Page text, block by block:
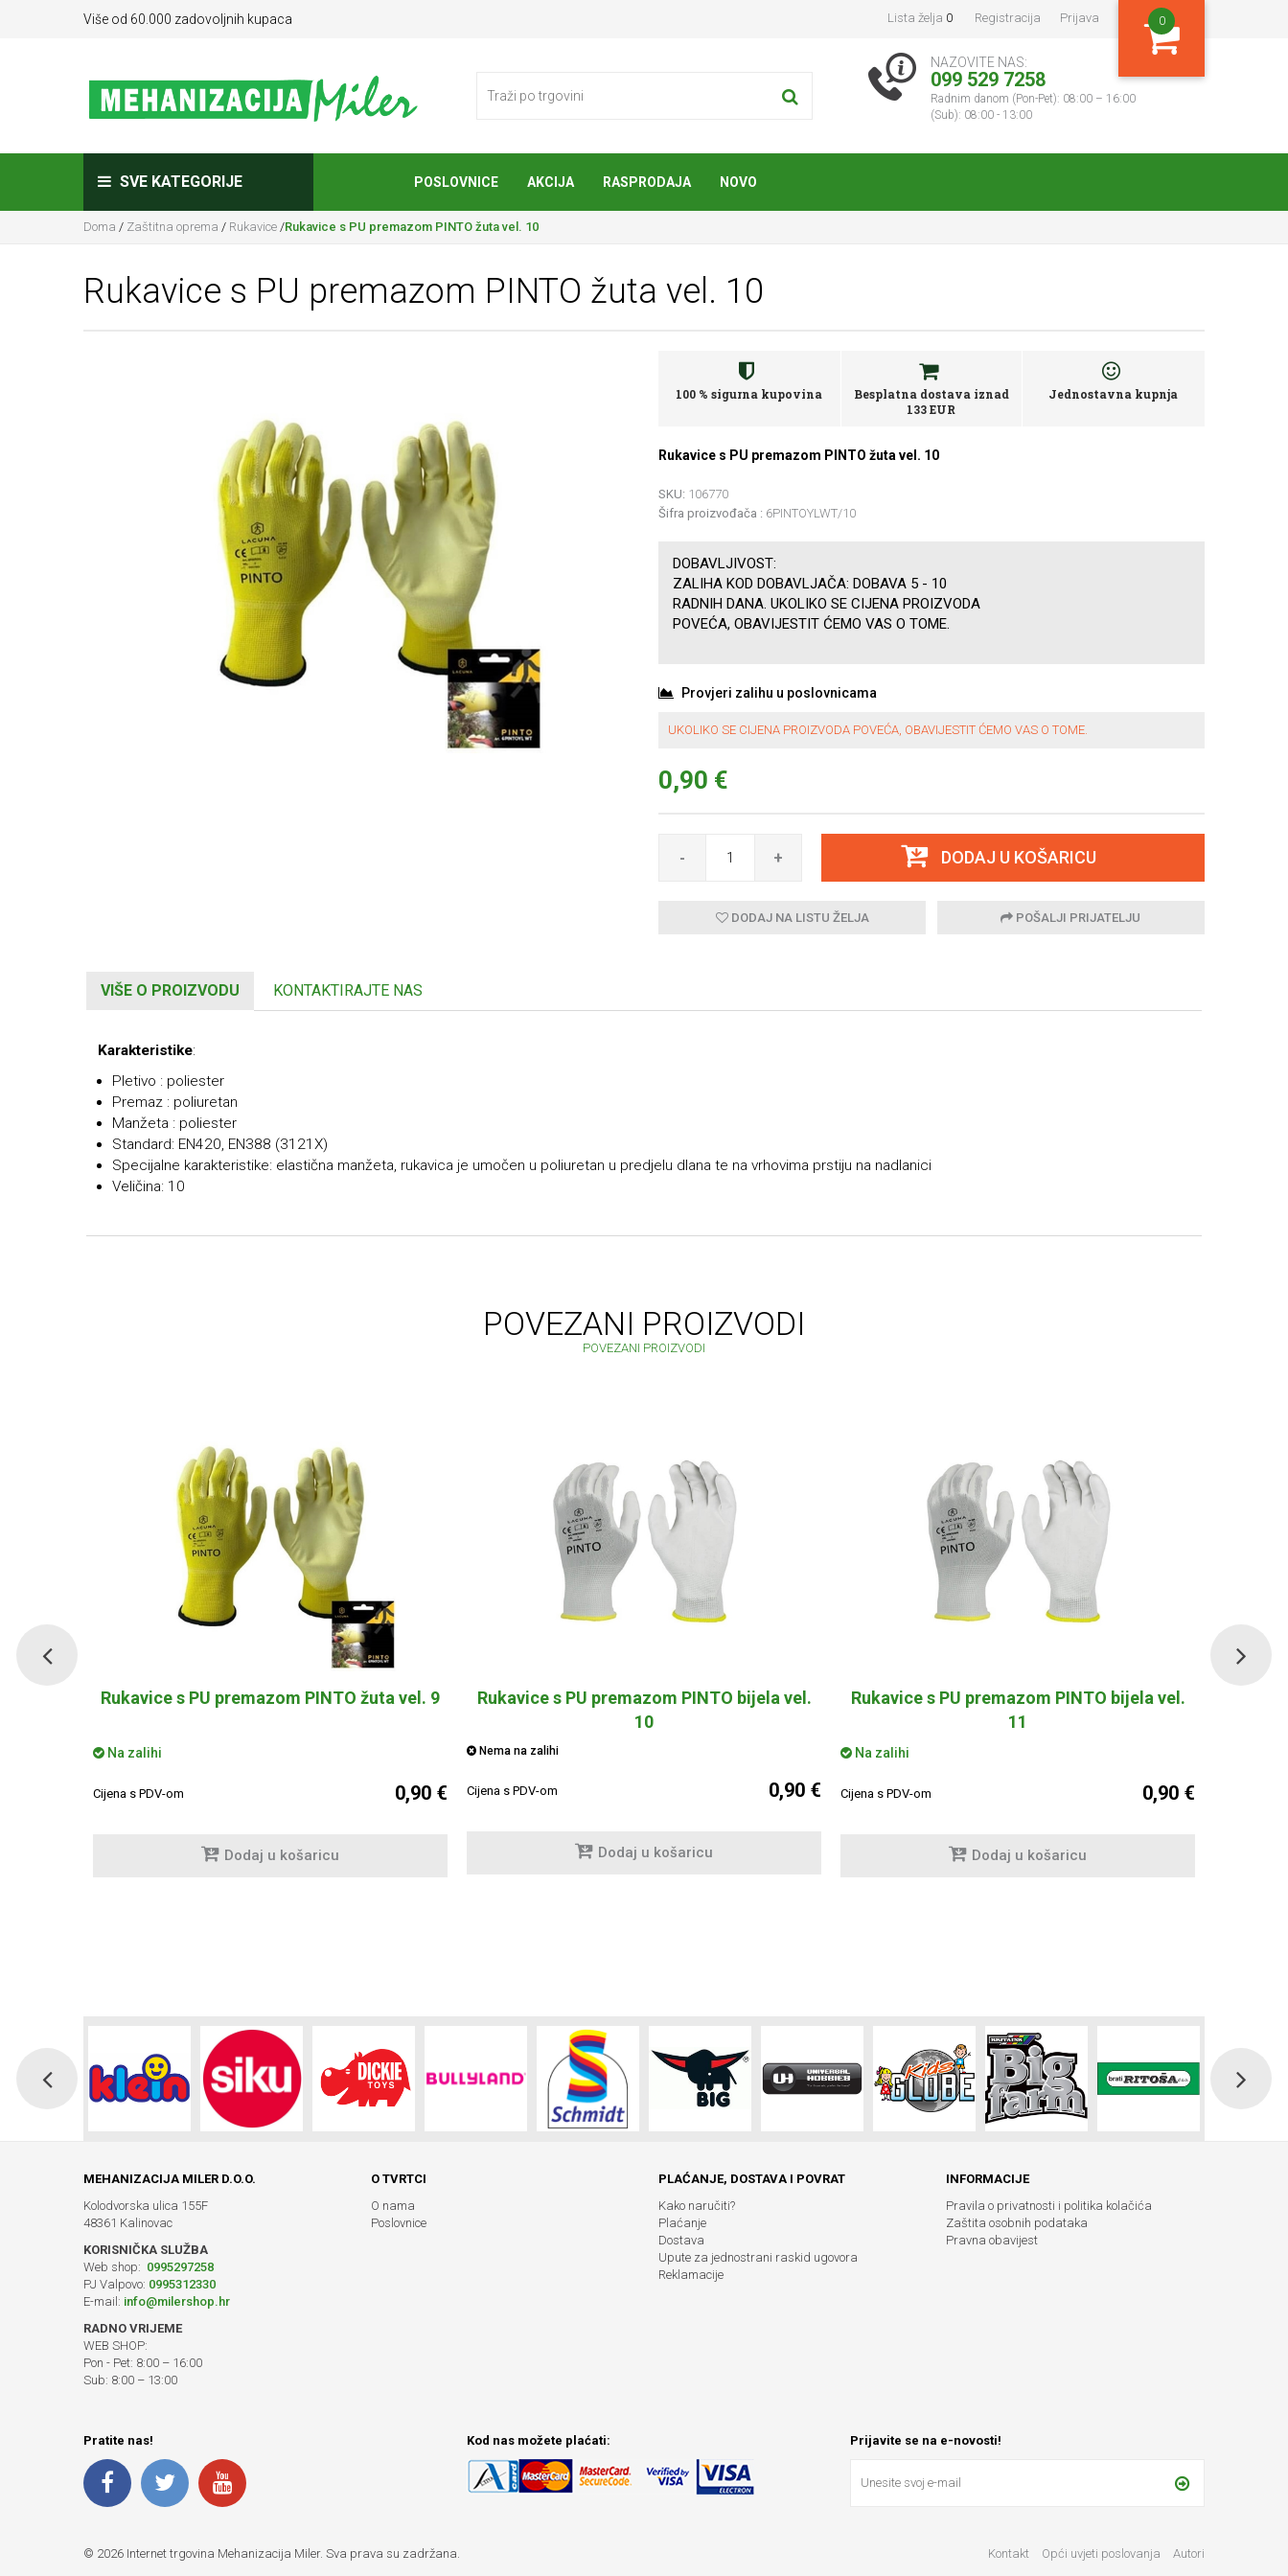
Više od 60.000 zadovoljnih kupaca Lista želja 0 Registracija Prijava 0
NAZOVITE NAS:
099 529 7258
Radnim danom (Pon-Pet): 08:00 – 16:00
(Sub): 08:00 - 13:00
SVE KATEGORIJE POSLOVNICE AKCIJA RASPRODAJA NOVO
Doma / Zaštitna oprema / Rukavice /Rukavice s PU premazom PINTO žuta vel. 10
Rukavice s PU premazom PINTO žuta vel. 10
100 % sigurna kupovina
Besplatna dostava iznad
133 EUR
Jednostavna kupnja
Rukavice s PU premazom PINTO žuta vel. 10
SKU: 106770
Šifra proizvođača : 6PINTOYLWT/10
DOBAVLJIVOST:
ZALIHA KOD DOBAVLJAČA: DOBAVA 5 - 10
RADNIH DANA. UKOLIKO SE CIJENA PROIZVODA
POVEĆA, OBAVIJESTIT ĆEMO VAS O TOME.
Provjeri zalihu u poslovnicama
UKOLIKO SE CIJENA PROIZVODA POVEĆA, OBAVIJESTIT ĆEMO VAS O TOME.
0,90 €
- + DODAJ U KOŠARICU
DODAJ NA LISTU ŽELJA POŠALJI PRIJATELJU
VIŠE O PROIZVODU KONTAKTIRAJTE NAS
Karakteristike:
Pletivo : poliester
Premaz : poliuretan
Manžeta : poliester
Standard: EN420, EN388 (3121X)
Specijalne karakteristike: elastična manžeta, rukavica je umočen u poliuretan u predjelu dlana te na vrhovima prstiju na nadlanici
Veličina: 10
POVEZANI PROIZVODI
POVEZANI PROIZVODI
Rukavice s PU premazom PINTO žuta vel. 9
Na zalihi
Cijena s PDV-om 0,90 €
Dodaj u košaricu
Rukavice s PU premazom PINTO bijela vel.
10
Nema na zalihi
Cijena s PDV-om 0,90 €
Dodaj u košaricu
Rukavice s PU premazom PINTO bijela vel.
11
Na zalihi
Cijena s PDV-om 0,90 €
Dodaj u košaricu
MEHANIZACIJA MILER D.O.O.
Kolodvorska ulica 155F
48361 Kalinovac
KORISNIČKA SLUŽBA
Web shop: 0995297258
PJ Valpovo: 0995312330
E-mail: info@milershop.hr
RADNO VRIJEME
WEB SHOP:
Pon - Pet: 8:00 – 16:00
Sub: 8:00 – 13:00
O TVRTCI
O nama
Poslovnice
PLAĆANJE, DOSTAVA I POVRAT
Kako naručiti?
Plaćanje
Dostava
Upute za jednostrani raskid ugovora
Reklamacije
INFORMACIJE
Pravila o privatnosti i politika kolačića
Zaštita osobnih podataka
Pravna obavijest
Pratite nas! Kod nas možete plaćati: Prijavite se na e-novosti!
© 2026 Internet trgovina Mehanizacija Miler. Sva prava su zadržana. Kontakt Opći uvjeti poslovanja Autori